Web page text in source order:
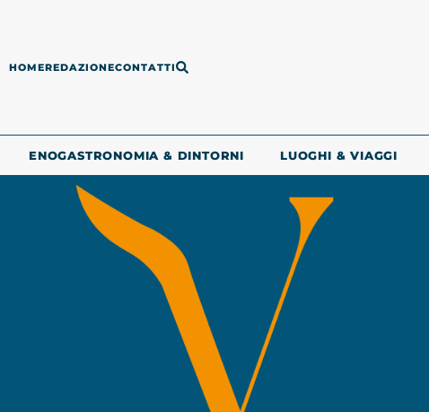
HOMEREDAZIONECONTATTI
ENOGASTRONOMIA & DINTORNI LUOGHI & VIAGGI